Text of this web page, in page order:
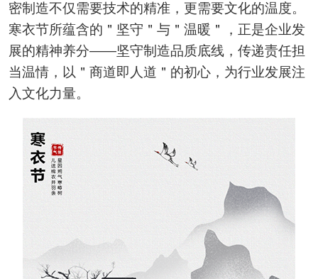
密制造不仅需要技术的精准，更需要文化的温度。
寒衣节所蕴含的＂坚守＂与＂温暖＂，正是企业发
展的精神养分——坚守制造品质底线，传递责任担
当温情，以＂商道即人道＂的初心，为行业发展注
入文化力量。